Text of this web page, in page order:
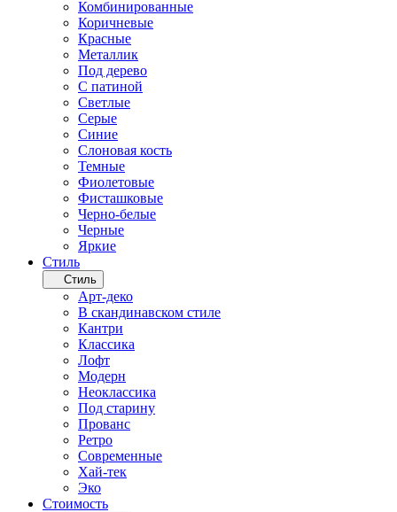
Комбинированные
Коричневые
Красные
Металлик
Под дерево
С патиной
Светлые
Серые
Синие
Слоновая кость
Темные
Фиолетовые
Фисташковые
Черно-белые
Черные
Яркие
Стиль
Стиль
Арт-деко
В скандинавском стиле
Кантри
Классика
Лофт
Модерн
Неоклассика
Под старину
Прованс
Ретро
Современные
Хай-тек
Эко
Стоимость